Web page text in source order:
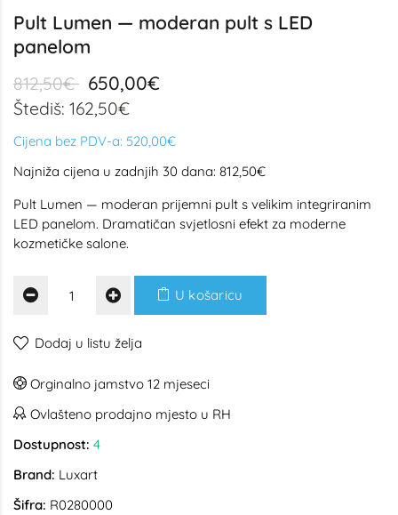
Pult Lumen — moderan pult s LED
panelom
812,50€ 650,00€
Štediš: 162,50€
Cijena bez PDV-a: 520,00€
Najniža cijena u zadnjih 30 dana: 812,50€
Pult Lumen — moderan prijemni pult s velikim integriranim
LED panelom. Dramatičan svjetlosni efekt za moderne
kozmetičke salone.
U košaricu
Dodaj u listu želja
Orginalno jamstvo 12 mjeseci
Ovlašteno prodajno mjesto u RH
Dostupnost: 4
Brand: Luxart
Šifra: R0280000